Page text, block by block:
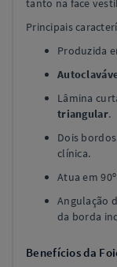
tanto na face
Principais
Produzida
Lâmina
triangular.
Dois
clínica.
Atua em
Angulação
da borda
Benefícios da